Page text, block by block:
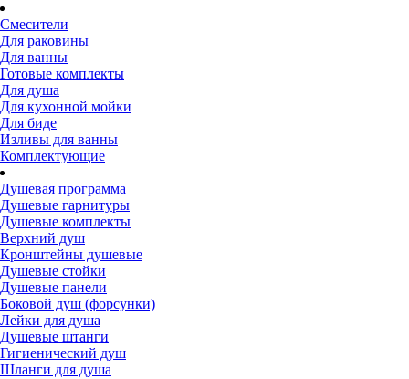
Смесители
Для раковины
Для ванны
Готовые комплекты
Для душа
Для кухонной мойки
Для биде
Изливы для ванны
Комплектующие
Душевая программа
Душевые гарнитуры
Душевые комплекты
Верхний душ
Кронштейны душевые
Душевые стойки
Душевые панели
Боковой душ (форсунки)
Лейки для душа
Душевые штанги
Гигиенический душ
Шланги для душа